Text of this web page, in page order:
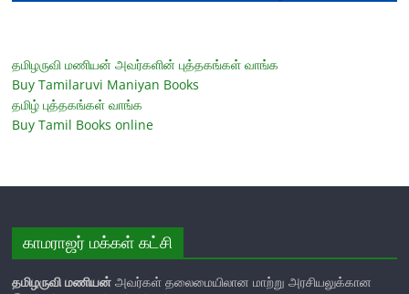
தமிழருவி மணியன் அவர்களின் புத்தகங்கள் வாங்க
Buy Tamilaruvi Maniyan Books
தமிழ் புத்தகங்கள் வாங்க
Buy Tamil Books online
காமராஜர் மக்கள் கட்சி
தமிழருவி மணியன் அவர்கள் தலைமையிலான மாற்று அரசியலுக்கான